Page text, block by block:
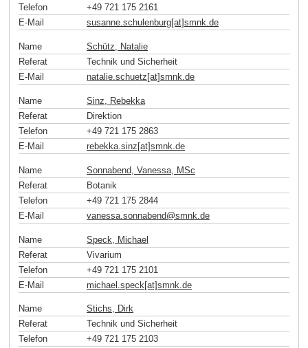
Telefon
+49 721 175 2161
E-Mail
susanne.schulenburg[at]smnk.de
Name
Schütz, Natalie
Referat
Technik und Sicherheit
E-Mail
natalie.schuetz[at]smnk.de
Name
Sinz, Rebekka
Referat
Direktion
Telefon
+49 721 175 2863
E-Mail
rebekka.sinz[at]smnk.de
Name
Sonnabend, Vanessa, MSc
Referat
Botanik
Telefon
+49 721 175 2844
E-Mail
vanessa.sonnabend@smnk de
Name
Speck, Michael
Referat
Vivarium
Telefon
+49 721 175 2101
E-Mail
michael.speck[at]smnk de
Name
Stichs, Dirk
Referat
Technik und Sicherheit
Telefon
+49 721 175 2103